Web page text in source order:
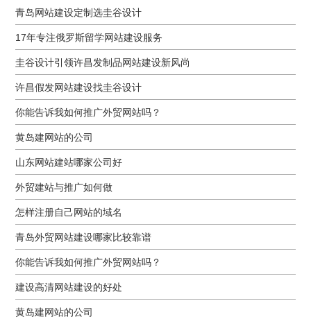
青岛网站建设定制选圭谷设计
17年专注俄罗斯留学网站建设服务
圭谷设计引领许昌发制品网站建设新风尚
许昌假发网站建设找圭谷设计
你能告诉我如何推广外贸网站吗？
黄岛建网站的公司
山东网站建站哪家公司好
外贸建站与推广如何做
怎样注册自己网站的域名
青岛外贸网站建设哪家比较靠谱
你能告诉我如何推广外贸网站吗？
建设高清网站建设的好处
黄岛建网站的公司